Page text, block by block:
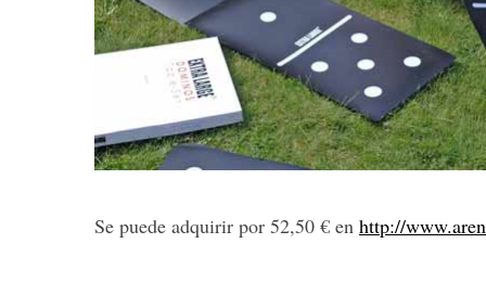
Se puede adquirir por 52,50 € en http://